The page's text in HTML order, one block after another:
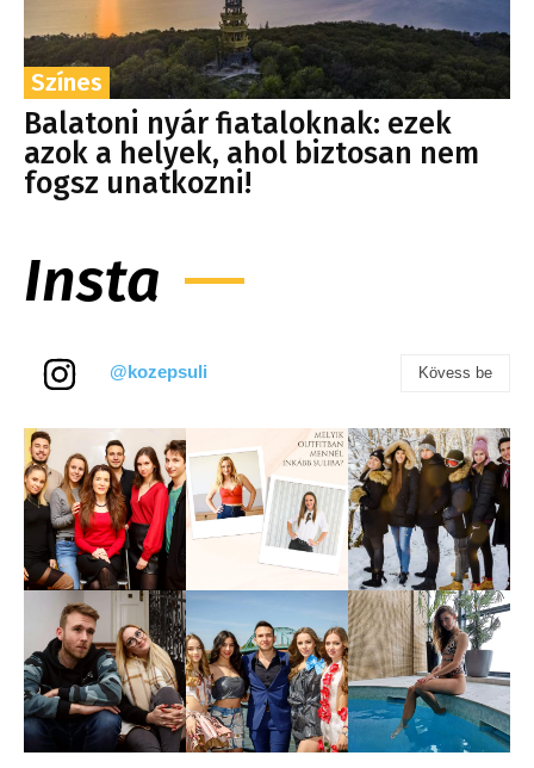
Színes
Balatoni nyár fiataloknak: ezek
azok a helyek, ahol biztosan nem
fogsz unatkozni!
Insta
@kozepsuli Kövess be